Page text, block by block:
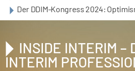
Der DDIM-Kongress 2024:
INSIDE INTERIM –
INTERIM